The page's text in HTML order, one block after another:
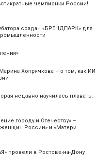
чемпионки России!
создан «БРЕНДПАРК» для
Хопрячкова – о том, как ИИ
недавно научилась плавать:
городу и Отечеству» –
России» и «Матери
провели в Ростове-на-Дону